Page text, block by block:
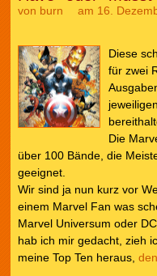
von burn am 16.
Diese
für zwei
Die
über 100 Bände, die
geeignet.
Wir sind ja nun kurz vor
einem Marvel Fan was
Marvel Universum oder
hab ich mir gedacht, zieh
meine Top Ten heraus,